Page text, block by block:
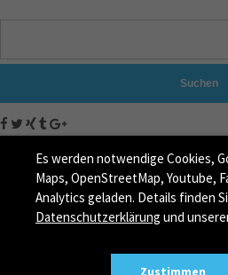
Es werden notwendige Cookies,
Maps, OpenStreetMap, Youtube,
Analytics geladen. Details finden
Datenschutzerklärung und
Zustimmen
Suchen